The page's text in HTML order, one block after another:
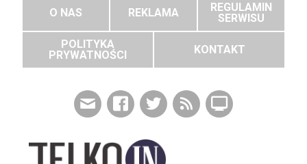
O NAS REKLAMA
REGULAMIN
SERWISU
POLITYKA
PRYWATNOŚCI
KONTAKT